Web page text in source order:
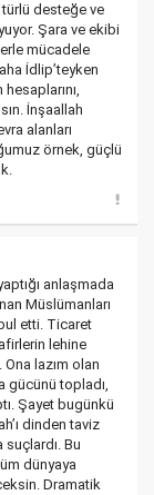
desteğe ve
Şara ve ekibi
mücadele
İdlip’teyken
İnşaallah
alanları
örnek, güçlü
anlaşmada
Müslümanları
etti. Ticaret
lehine
lazım olan
gücünü topladı,
Şayet bugünkü
dinden taviz
Bu
dünyaya
Dramatik